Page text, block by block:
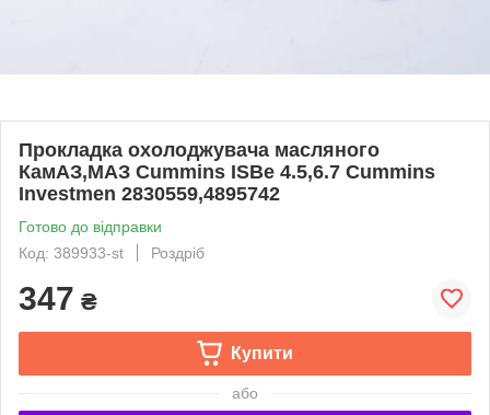
Прокладка охолоджувача масляного
КамАЗ,МАЗ Cummins ISBe 4.5,6.7 Cummins
Investmen 2830559,4895742
Готово до відправки
Код: 389933-st
Роздріб
347 ₴
Купити
або